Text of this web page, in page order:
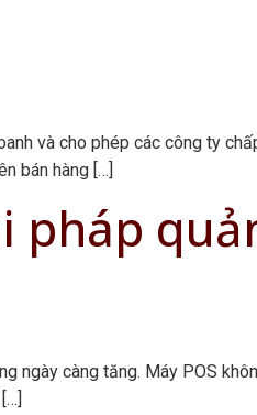
và cho phép các công ty
bán hàng […]
pháp
ngày càng tăng. Máy POS